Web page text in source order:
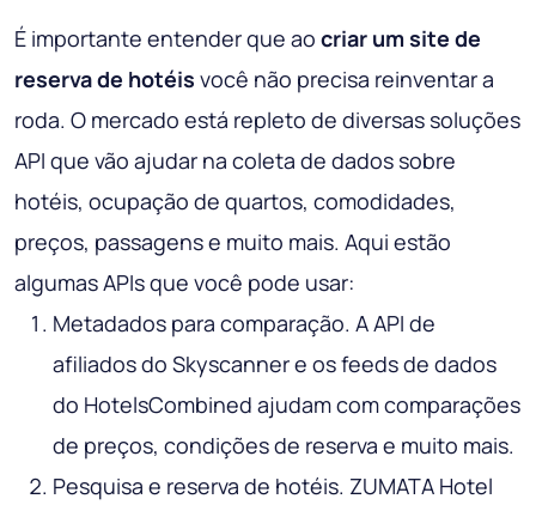
É importante entender que ao criar um site de
reserva de hotéis você não precisa reinventar a
roda. O mercado está repleto de diversas soluções
API que vão ajudar na coleta de dados sobre
hotéis, ocupação de quartos, comodidades,
preços, passagens e muito mais. Aqui estão
algumas APIs que você pode usar:
Metadados para comparação. A API de
afiliados do Skyscanner e os feeds de dados
do HotelsCombined ajudam com comparações
de preços, condições de reserva e muito mais.
Pesquisa e reserva de hotéis. ZUMATA Hotel